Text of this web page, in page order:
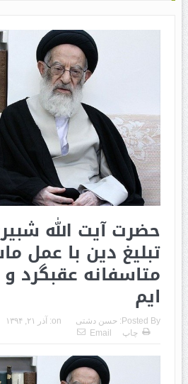
حضرت آیت الله
تبلیغ دین با عمل
متاسفانه عقبگرد
ایم
Posted By: حسن دشتی on: آذر ۲۱, ۱۳۹۴
چاپ
Email